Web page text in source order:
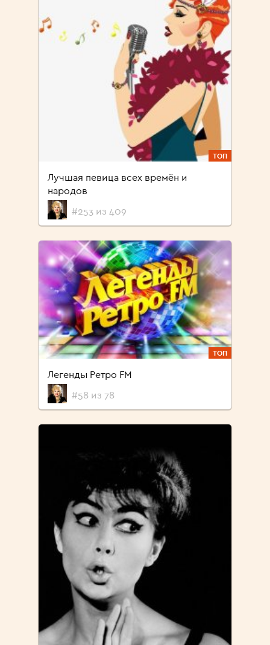
ТОП
Лучшая певица всех времён и
народов
#253 из 409
ТОП
Легенды Ретро FM
#58 из 78